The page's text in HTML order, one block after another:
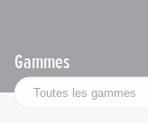
Gammes
Permis requis